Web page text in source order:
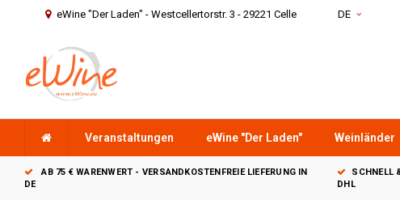
eWine "Der Laden" - Westcellertorstr. 3 - 29221 Celle DE
Veranstaltungen eWine "Der Laden" Weinländer
AB 75 € WARENWERT - VERSANDKOSTENFREIE LIEFERUNG IN
DE
SCHNELL
DHL